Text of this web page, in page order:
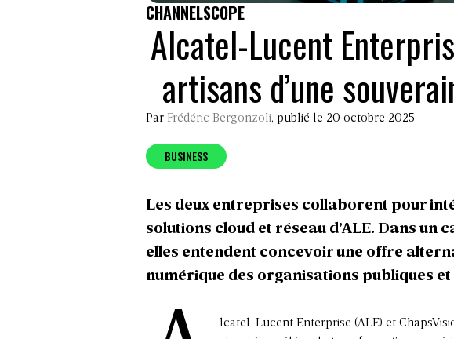
CHANNELSCOPE
Alcatel-Lucent
artisans d’une
Par Frédéric Bergonzoli, publié le 20 octobre 2025
BUSINESS
Les deux entreprises collaborent pour
solutions cloud et réseau d’ALE. Dans un
elles entendent concevoir une offre
numérique des organisations publiques
lcatel-Lucent Enterprise (ALE) et